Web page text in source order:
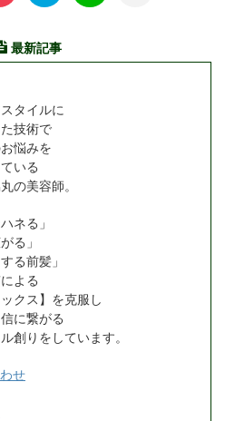
最新記事
タイルに
技術で
悩みを
いる
の美容師。
ネる」
る」
る前髪」
よる
ックス】を克服し
に繋がる
創りをしています。
せ